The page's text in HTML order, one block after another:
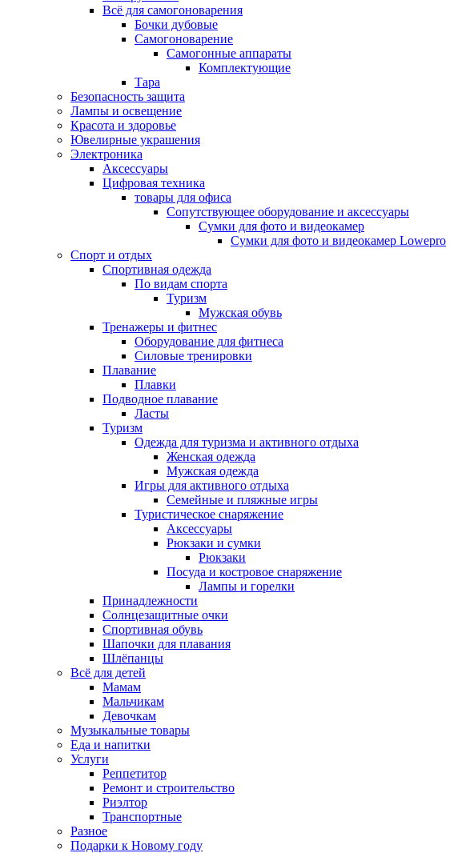
Всё для самогоноварения
Бочки дубовые
Самогоноварение
Самогонные аппараты
Комплектующие
Тара
Безопасность защита
Лампы и освещение
Красота и здоровье
Ювелирные украшения
Электроника
Аксессуары
Цифровая техника
товары для офиса
Сопутствующее оборудование и аксессуары
Сумки для фото и видеокамер
Сумки для фото и видеокамер Lowepro
Спорт и отдых
Спортивная одежда
По видам спорта
Туризм
Мужская обувь
Тренажеры и фитнес
Оборудование для фитнеса
Силовые тренировки
Плавание
Плавки
Подводное плавание
Ласты
Туризм
Одежда для туризма и активного отдыха
Женская одежда
Мужская одежда
Игры для активного отдыха
Семейные и пляжные игры
Туристическое снаряжение
Аксессуары
Рюкзаки и сумки
Рюкзаки
Посуда и костровое снаряжение
Лампы и горелки
Принадлежности
Солнцезащитные очки
Спортивная обувь
Шапочки для плавания
Шлёпанцы
Всё для детей
Мамам
Мальчикам
Девочкам
Музыкальные товары
Еда и напитки
Услуги
Реппетитор
Ремонт и строительство
Риэлтор
Транспортные
Разное
Подарки к Новому году